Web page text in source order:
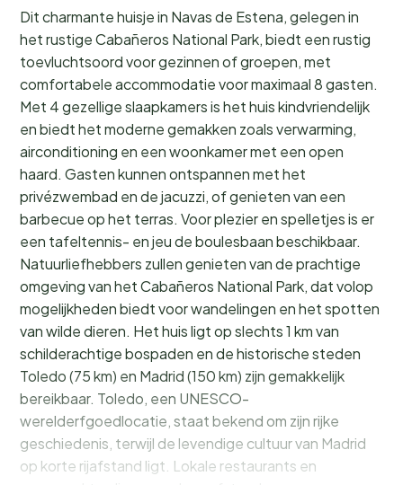
Dit charmante huisje in Navas de Estena, gelegen in
het rustige Cabañeros National Park, biedt een rustig
toevluchtsoord voor gezinnen of groepen, met
comfortabele accommodatie voor maximaal 8 gasten.
Met 4 gezellige slaapkamers is het huis kindvriendelijk
en biedt het moderne gemakken zoals verwarming,
airconditioning en een woonkamer met een open
haard. Gasten kunnen ontspannen met het
privézwembad en de jacuzzi, of genieten van een
barbecue op het terras. Voor plezier en spelletjes is er
een tafeltennis- en jeu de boulesbaan beschikbaar.
Natuurliefhebbers zullen genieten van de prachtige
omgeving van het Cabañeros National Park, dat volop
mogelijkheden biedt voor wandelingen en het spotten
van wilde dieren. Het huis ligt op slechts 1 km van
schilderachtige bospaden en de historische steden
Toledo (75 km) en Madrid (150 km) zijn gemakkelijk
bereikbaar. Toledo, een UNESCO-
werelderfgoedlocatie, staat bekend om zijn rijke
geschiedenis, terwijl de levendige cultuur van Madrid
op korte rijafstand ligt. Lokale restaurants en